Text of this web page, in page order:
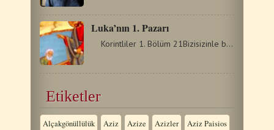
Luka’nın 1. Pazarı
Korintliler 1. Bölüm 21Bizisizinle birlikte Mesih'te…
Etiketler
Alçakgönüllülük Aziz Azize Azizler Aziz Paisios